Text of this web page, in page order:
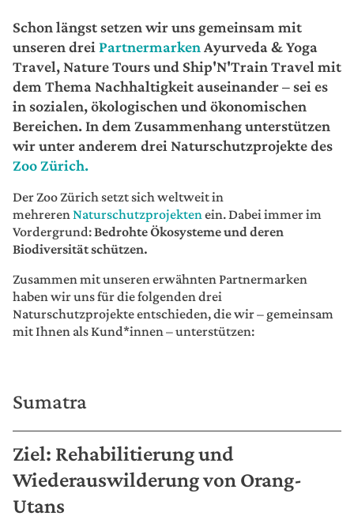
Schon längst setzen wir uns gemeinsam mit
unseren drei Partnermarken Ayurveda & Yoga
Travel, Nature Tours und Ship'N'Train Travel mit
dem Thema Nachhaltigkeit auseinander – sei es
in sozialen, ökologischen und ökonomischen
Bereichen. In dem Zusammenhang unterstützen
wir unter anderem drei Naturschutzprojekte des
Zoo Zürich.
Der Zoo Zürich setzt sich weltweit in
mehreren Naturschutzprojekten ein. Dabei immer im
Vordergrund:Bedrohte Ökosysteme und deren
Biodiversität schützen.
Zusammen mit unseren erwähnten Partnermarken
haben wir uns für die folgenden drei
Naturschutzprojekte entschieden, die wir – gemeinsam
mit Ihnen als Kund*innen – unterstützen:
Sumatra
Ziel: Rehabilitierung und
Wiederauswilderung von Orang-
Utans